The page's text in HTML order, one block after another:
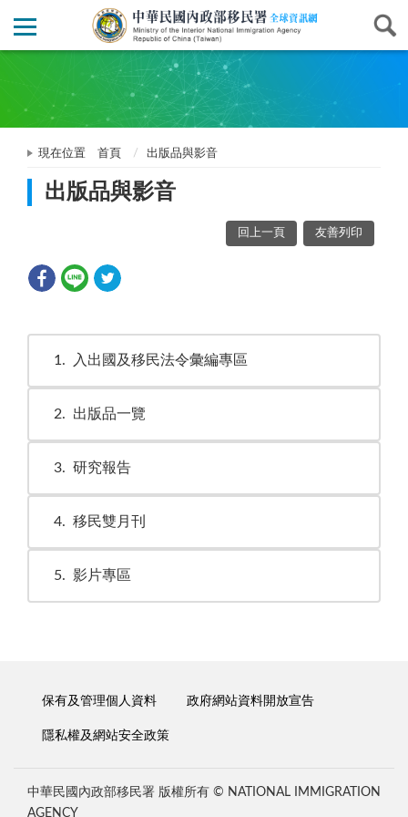
現在位置 首頁 出版品與影音
出版品與影音
回上一頁 友善列印
1 入出國及移民法令彙編專區
2 出版品一覽
3 研究報告
4 移民雙月刊
5 影片專區
保有及管理個人資料 政府網站資料開放宣告
隱私權及網站安全政策
中華民國內政部移民署 版權所有 © NATIONAL IMMIGRATION
AGENCY